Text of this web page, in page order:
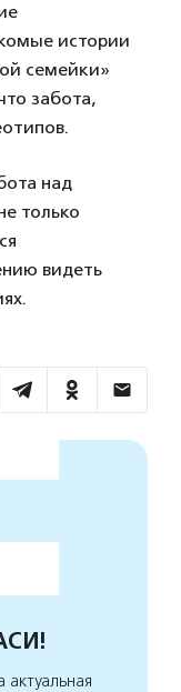
истории
семейки»
забота,
над
только
видеть